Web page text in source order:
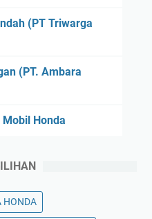
(PT Triwarga
(PT. Ambara
Honda
HONDA